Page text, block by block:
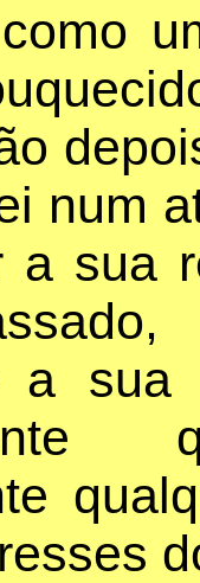
num
a sua
a sua